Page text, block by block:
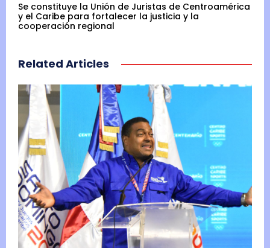
Se constituye la Unión de Juristas de Centroamérica
y el Caribe para fortalecer la justicia y la
cooperación regional
Related Articles